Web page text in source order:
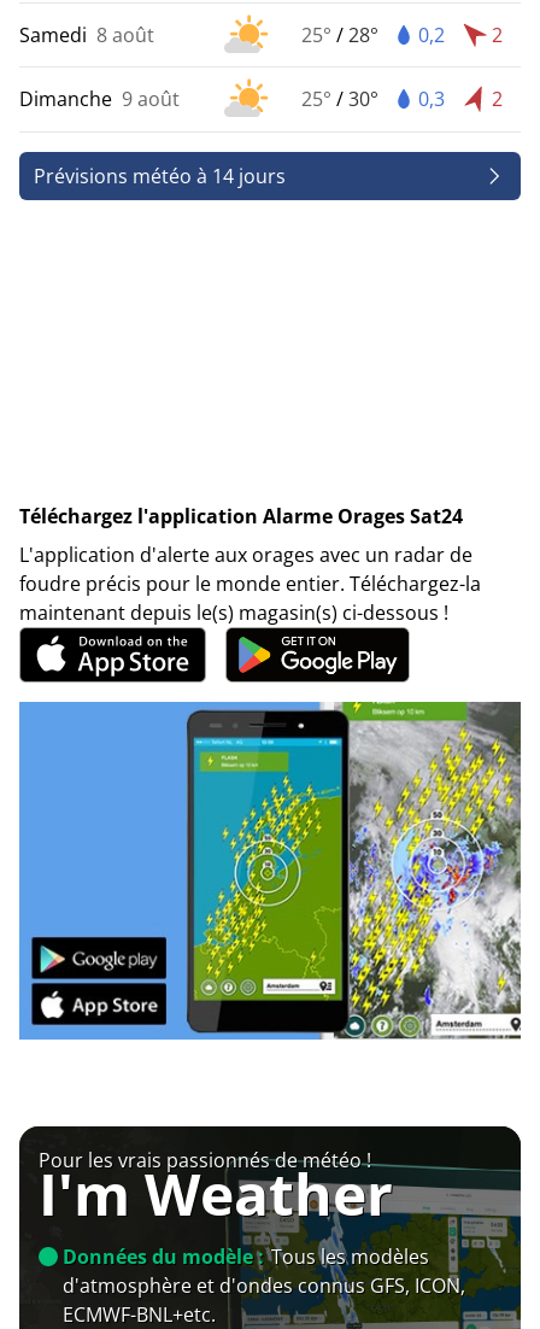
Samedi 8 août 25° /28° 0,2 2
Dimanche 9 août 25° /30° 0,3 2
Prévisions météo à 14 jours
Téléchargez l'application Alarme Orages Sat24
L'application d'alerte aux orages avec un radar de
foudre précis pour le monde entier. Téléchargez-la
maintenant depuis le(s) magasin(s) ci-dessous !
Pour les vrais passionnés de météo !
I'm Weather
Données du modèle : Tous les modèles
d'atmosphère et d'ondes connus GFS, ICON,
ECMWF-BNL+etc.